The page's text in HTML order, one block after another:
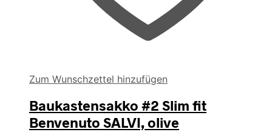
Zum Wunschzettel hinzufügen
Baukastensakko #2 Slim fit
Benvenuto SALVI, olive